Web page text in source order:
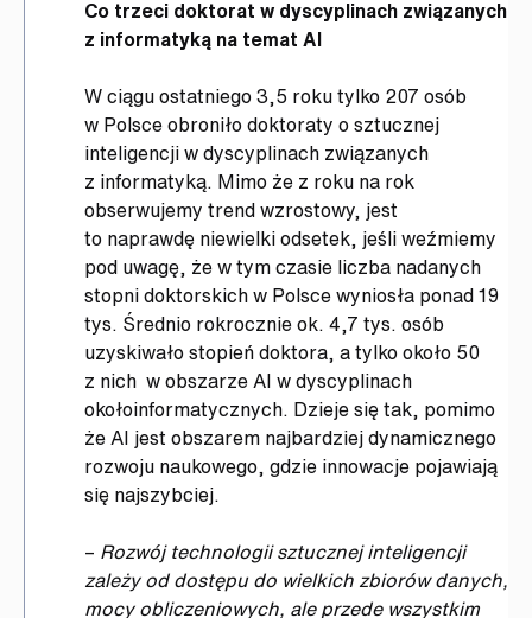
Co trzeci doktorat w dyscyplinach związanych
z informatyką na temat AI
W ciągu ostatniego 3,5 roku tylko 207 osób
w Polsce obroniło doktoraty o sztucznej
inteligencji w dyscyplinach związanych
z informatyką. Mimo że z roku na rok
obserwujemy trend wzrostowy, jest
to naprawdę niewielki odsetek, jeśli weźmiemy
pod uwagę, że w tym czasie liczba nadanych
stopni doktorskich w Polsce wyniosła ponad 19
tys. Średnio rokrocznie ok. 4,7 tys. osób
uzyskiwało stopień doktora, a tylko około 50
z nich w obszarze AI w dyscyplinach
okołoinformatycznych. Dzieje się tak, pomimo
że AI jest obszarem najbardziej dynamicznego
rozwoju naukowego, gdzie innowacje pojawiają
się najszybciej.
– Rozwój technologii sztucznej inteligencji
zależy od dostępu do wielkich zbiorów danych,
mocy obliczeniowych, ale przede wszystkim